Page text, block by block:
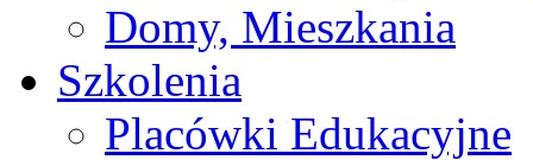
Domy, Mieszkania
Szkolenia
Placówki Edukacyjne